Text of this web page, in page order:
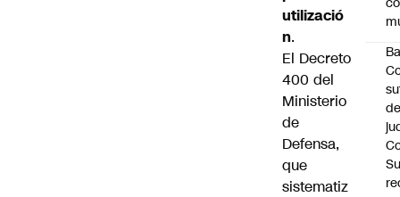
utilizació
n.
El Decreto
400 del
Ministerio
de
Defensa,
que
sistematiz